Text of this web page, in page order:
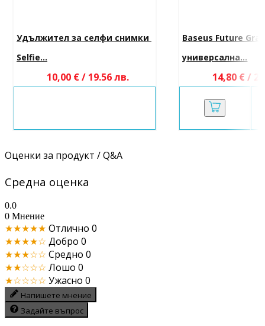
Удължител за селфи снимки
Selfie...
10,00 € / 19.56 лв.
Baseus Future
универсална...
14,80 € /
Оценки за продукт / Q&A
Средна оценка
0.0
0 Мнение
★★★★★ Отлично 0
★★★★☆ Добро 0
★★★☆☆ Средно 0
★★☆☆☆ Лошо 0
★☆☆☆☆ Ужасно 0
Напишете мнение
Задайте въпрос